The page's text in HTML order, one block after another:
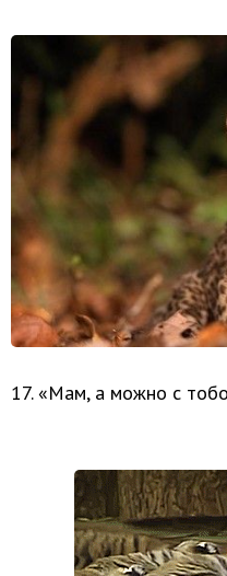
17. «Мам, а можно с